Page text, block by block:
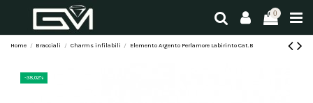
0
Home Bracciali Charms infilabili Elemento Argento Perlamore Labirinto Cat.B
-38,02%